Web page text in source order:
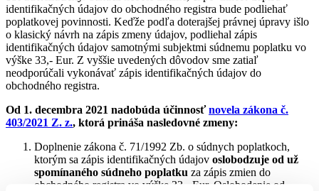
identifikačných údajov do obchodného registra bude podliehať
poplatkovej povinnosti. Keďže podľa doterajšej právnej úpravy išlo
o klasický návrh na zápis zmeny údajov, podliehal zápis
identifikačných údajov samotnými subjektmi súdnemu poplatku vo
výške 33,- Eur. Z vyššie uvedených dôvodov sme zatiaľ
neodporúčali vykonávať zápis identifikačných údajov do
obchodného registra.
Od 1. decembra 2021 nadobúda účinnosťnovela zákona č.
403/2021 Z. z., ktorá prináša nasledovné zmeny:
Doplnenie zákona č. 71/1992 Zb. o súdnych poplatkoch,
ktorým sa zápis identifikačných údajov oslobodzuje od už
spomínaného súdneho poplatku za zápis zmien do
obchodného registra vo výške 33,- Eur. Oslobodenie od